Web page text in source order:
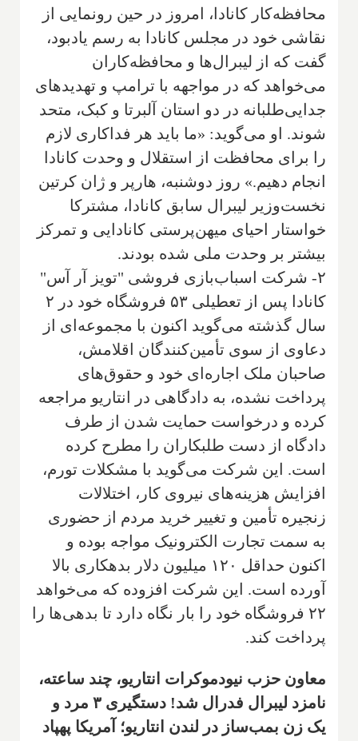
محافظه‌کار کانادا، امروز در حین رونمایی از
نقاشی خود در مجلس کانادا به رسم یادبود،
گفت که از لیبرال‌ها و محافظه‌کاران
می‌خواهد که در مواجهه با ترامپ و تهدیدهای
جدایی‌طلبانه در دو استان آلبرتا و کبک، متحد
شوند. او می‌گوید: «ما باید هر فداکاری لازم
را برای محافظت از استقلال و وحدت کانادا
انجام دهیم.» روز دوشنبه، هارپر و ژان کرتین
نخست‌وزیر لیبرال سابق کانادا، مشترکا
خواستار احیای میهن‌پرستی کانادایی و تمرکز
بیشتر بر وحدت ملی شده بودند.
۲- شرکت اسباب‌بازی فروشی "تویز آر آس"
کانادا پس از تعطیلی ۵۳ فروشگاه خود در ۲
سال گذشته می‌گوید اکنون با مجموعه‌ای از
دعاوی از سوی تأمین‌کنندگان اقلامش،
صاحبان ملک اجاره‌ای خود و حقوق‌های
پرداخت نشده، به دادگاهی در انتاریو مراجعه
کرده و درخواست حمایت شدن از طرف
دادگاه از دست طلبکاران را مطرح کرده
است. این شرکت می‌گوید با مشکلات تورم،
افزایش هزینه‌های نیروی کار، اختلالات
زنجیره تأمین و تغییر خرید مردم از حضوری
به سمت تجارت الکترونیک مواجه بوده و
اکنون حداقل ۱۲۰ میلیون دلار بدهکاری بالا
آورده است. این شرکت افزوده که می‌خواهد
۲۲ فروشگاه خود را بار نگاه دارد تا بدهی‌ها را
پرداخت کند.
معاون حزب نیودموکرات انتاریو، چند ساعته،
نامزد لیبرال فدرال شد! دستگیری ۳ مرد و
یک زن بمب‌ساز در لندن انتاریو؛ آمریکا پهپاد